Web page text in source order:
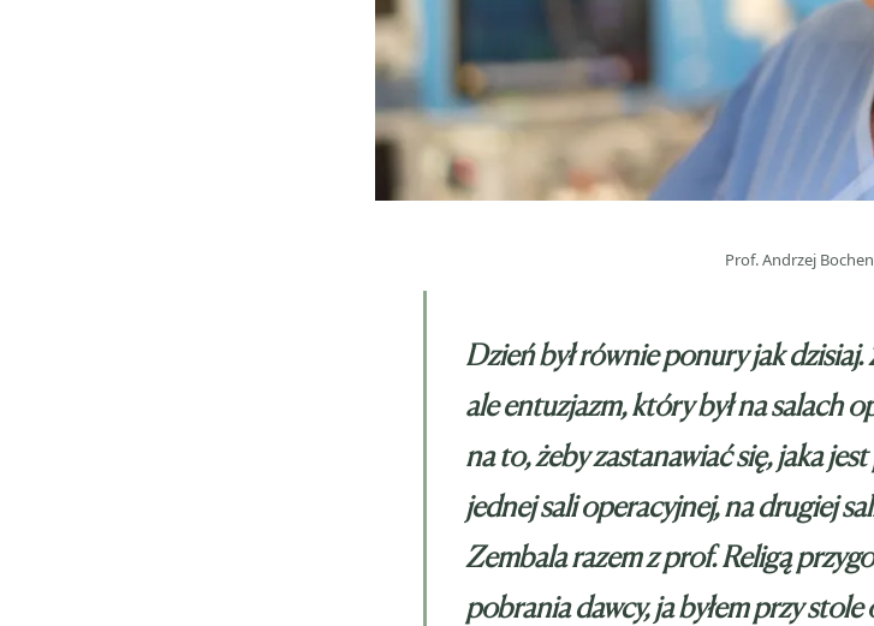
Prof. Andrzej
Dzień był równie ponury jak dzisiaj.
ale entuzjazm, który był na salach
na to, żeby zastanawiać się, jaka
jednej sali operacyjnej, na drugiej
Zembala razem z prof. Religą
pobrania dawcy, ja byłem przy stole